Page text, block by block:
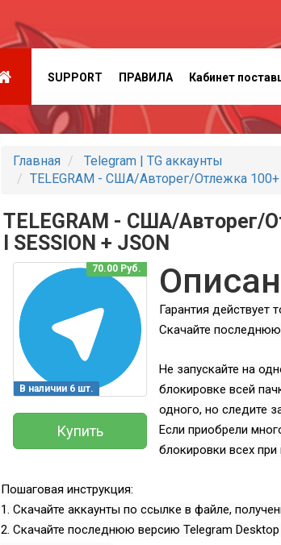
SUPPORT ПРАВИЛА Кабинет
Главная
Telegram | TG аккаунты
TELEGRAM - США/Авторег/Отлежка
TELEGRAM - США/
I SESSION + JSON
В наличии 6 шт.
70.00 Руб.
Купить
Гарантия действует
Скачайте
Не запускайте на
блокировке всей
одного, но следите
Если приобрели
блокировки всех
Пошаговая инструкция:
1. Скачайте аккаунты по ссылке в файле,
2. Скачайте последнюю версию Telegram Desktop